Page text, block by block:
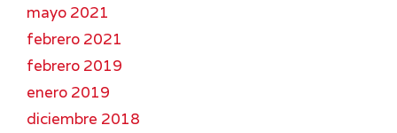
mayo 2021
febrero 2021
febrero 2019
enero 2019
diciembre 2018